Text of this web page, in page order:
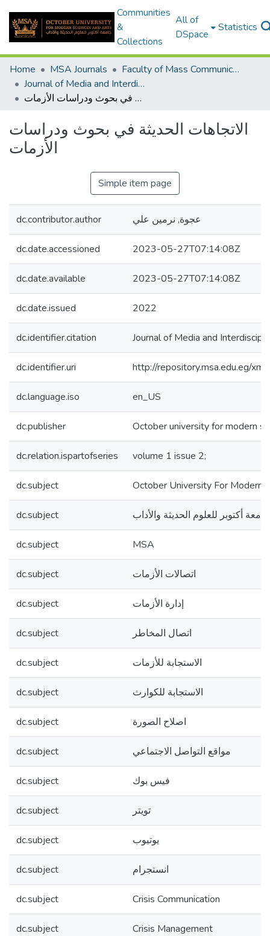
Communities
&
Collections
All of
DSpace
Statistics
Home MSA Journals
Faculty of Mass Communication
Journal of Media and Interdisciplinary Studies Volume 1 & Issue 1-2
الاتجاهات الحديثة في بحوث ودراسات الأزمات
الاتجاهات الحديثة في بحوث ودراسات
الأزمات
Simple item page
dc.contributor.author عجوة, نرمين علي
dc.date.accessioned 2023-05-27T07:14:08Z
dc.date.available 2023-05-27T07:14:08Z
dc.date.issued 2022
dc.identifier.citation Journal of Media and
dc.identifier.uri http://repository.msa.edu.eg/
dc.language.iso en_US
dc.publisher October university for modern
dc.relation.ispartofseries volume 1 issue 2;
dc.subject October University For Modern
dc.subject جامعة أكتوبر للعلوم الحديثة والأداب
dc.subject MSA
dc.subject اتصالات الأزمات
dc.subject إدارة الأزمات
dc.subject اتصال المخاطر
dc.subject الاستجابة للأزمات
dc.subject الاستجابة للكوارث
dc.subject اصلاح الصورة
dc.subject مواقع التواصل الاجتماعي
dc.subject فيس بوك
dc.subject تويتر
dc.subject يوتيوب
dc.subject انستجرام
dc.subject Crisis Communication
dc.subject Crisis Management